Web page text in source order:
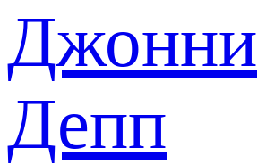
Джонни
Депп